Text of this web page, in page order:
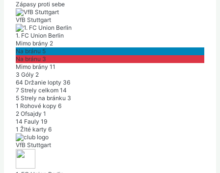
Zápasy proti sebe
VfB Stuttgart
1. FC Union Berlin
Mimo brány 2
Na bránu 5
Na bránu 3
Mimo brány 11
3 Góly 2
64 Držanie lopty 36
7 Strely celkom 14
5 Strely na bránku 3
1 Rohové kopy 6
2 Ofsajdy 1
14 Fauly 19
1 Žlté karty 6
VfB Stuttgart